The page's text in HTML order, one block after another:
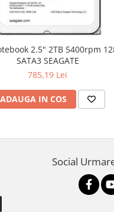
SATA3 SEAGATE
785,19 Lei
ADAUGA IN COS
Social